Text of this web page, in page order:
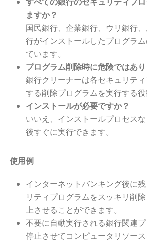
ますか？
国民銀行、企業銀行、ウリ銀行
行がインストールしたプログラ
ています。
プログラム削除時に危険ではあ
銀行クリーナーは各セキュリテ
する削除プログラムを実行する役
インストールが必要ですか？
いいえ、インストールプロセス
後すぐに実行できます。
使用例
インターネットバンキング後に
リティプログラムをスッキリ削
上させることができます。
不要に自動実行される銀行関連
停止させてコンピュータリソース